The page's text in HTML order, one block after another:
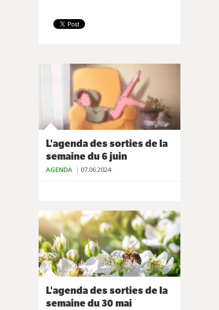
L'agenda des sorties de la
semaine du 6 juin
AGENDA 07.06.2024
L'agenda des sorties de la
semaine du 30 mai